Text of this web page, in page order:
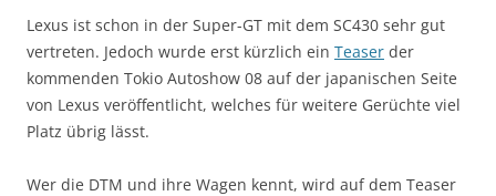
Lexus ist schon in der Super-GT mit dem SC430 sehr gut
vertreten. Jedoch wurde erst kürzlich ein Teaser der
kommenden Tokio Autoshow 08 auf der japanischen Seite
von Lexus veröffentlicht, welches für weitere Gerüchte viel
Platz übrig lässt.
Wer die DTM und ihre Wagen kennt, wird auf dem Teaser